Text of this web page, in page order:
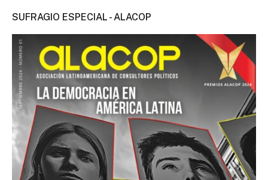
SUFRAGIO ESPECIAL - ALACOP